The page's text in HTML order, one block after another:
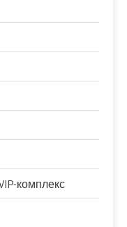
комплекс